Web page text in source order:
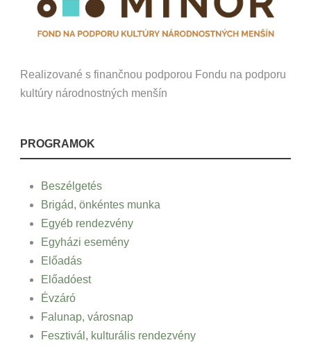
Realizované s finančnou podporou Fondu na podporu
kultúry národnostných menšín
PROGRAMOK
Beszélgetés
Brigád, önkéntes munka
Egyéb rendezvény
Egyházi esemény
Előadás
Előadóest
Évzáró
Falunap, városnap
Fesztivál, kulturális rendezvény